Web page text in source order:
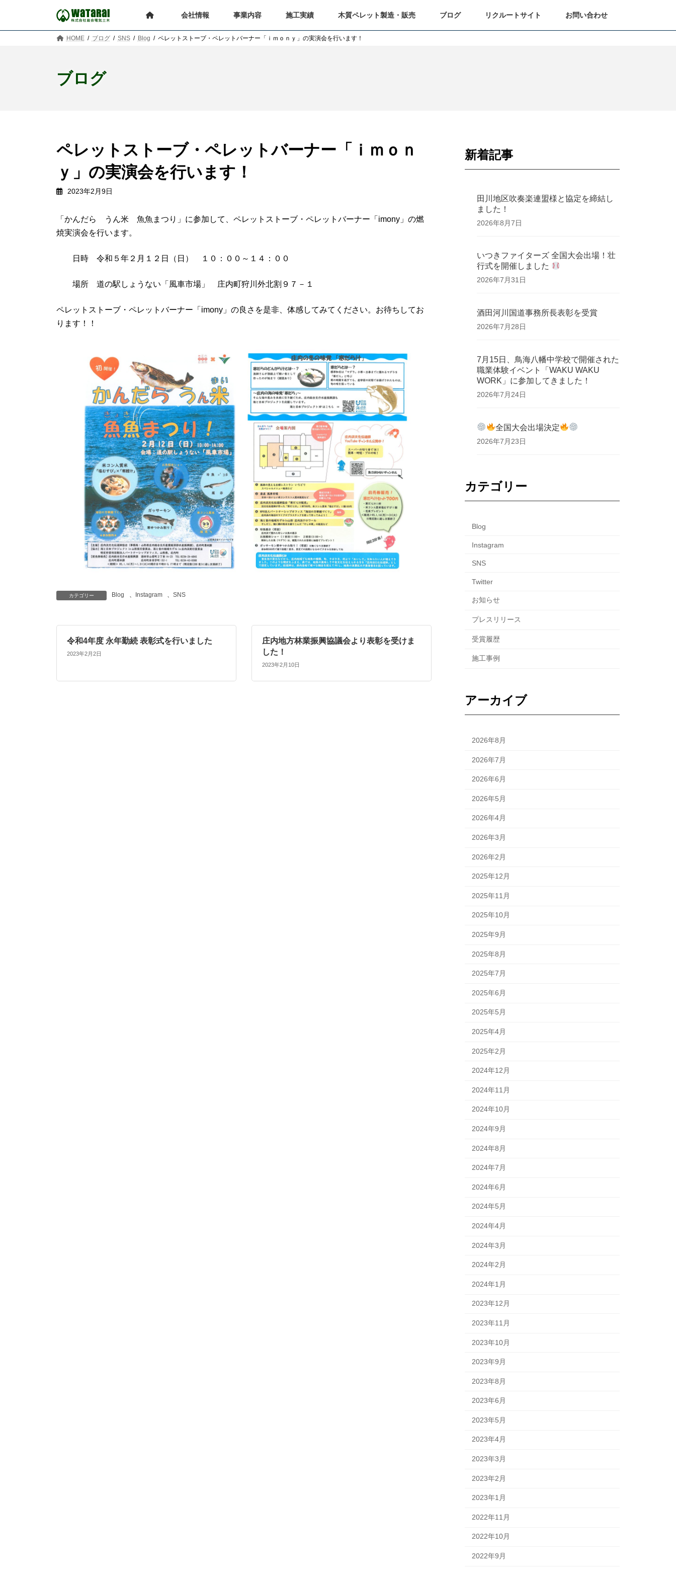
会社情報 事業内容 施工実績 木質ペレット製造・販売 ブログ リクルートサイト お問い合わせ
HOME ブログ SNS Blog ペレットストーブ・ペレットバーナー「ｉｍｏｎｙ」の実演会を行います！
ブログ
ペレットストーブ・ペレットバーナー「ｉｍｏｎ
ｙ」の実演会を行います！
2023年2月9日
「かんだら うん米 魚魚まつり」に参加して、ペレットストーブ・ペレットバーナー「imony」の燃
焼実演会を行います。
日時 令和５年２月１２日（日） １０：００～１４：００
場所 道の駅しょうない「風車市場」 庄内町狩川外北割９７－１
ペレットストーブ・ペレットバーナー「imony」の良さを是非、体感してみてください。お待ちしてお
ります！！
カテゴリー Blog 、 Instagram 、SNS
令和4年度 永年勤続 表彰式を行いました
2023年2月2日
庄内地方林業振興協議会より表彰を受けま
した！
2023年2月10日
新着記事
田川地区吹奏楽連盟様と協定を締結し
ました！
2026年8月7日
いつきファイターズ 全国大会出場！壮
行式を開催しました
2026年7月31日
酒田河川国道事務所長表彰を受賞
2026年7月28日
7月15日、鳥海八幡中学校で開催された
職業体験イベント「WAKU WAKU
WORK」に参加してきました！
2026年7月24日
全国大会出場決定
2026年7月23日
カテゴリー
Blog
Instagram
SNS
Twitter
お知らせ
プレスリリース
受賞履歴
施工事例
アーカイブ
2026年8月
2026年7月
2026年6月
2026年5月
2026年4月
2026年3月
2026年2月
2025年12月
2025年11月
2025年10月
2025年9月
2025年8月
2025年7月
2025年6月
2025年5月
2025年4月
2025年2月
2024年12月
2024年11月
2024年10月
2024年9月
2024年8月
2024年7月
2024年6月
2024年5月
2024年4月
2024年3月
2024年2月
2024年1月
2023年12月
2023年11月
2023年10月
2023年9月
2023年8月
2023年6月
2023年5月
2023年4月
2023年3月
2023年2月
2023年1月
2022年11月
2022年10月
2022年9月